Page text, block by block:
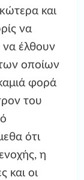
και
να
έλθουν
οποίων
φορά
του
ότι
η
και οι